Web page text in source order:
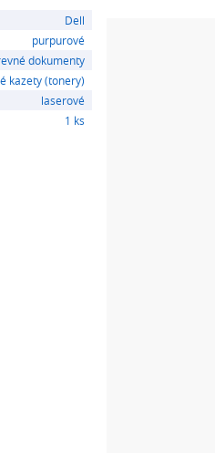
Dell
purpurové
dokumenty
kazety (tonery)
laserové
1 ks